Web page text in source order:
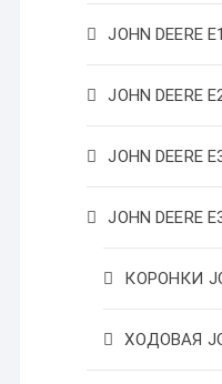
JOHN DEERE
JOHN DEERE
JOHN DEERE
JOHN DEERE
КОРОНКИ
ХОДОВАЯ